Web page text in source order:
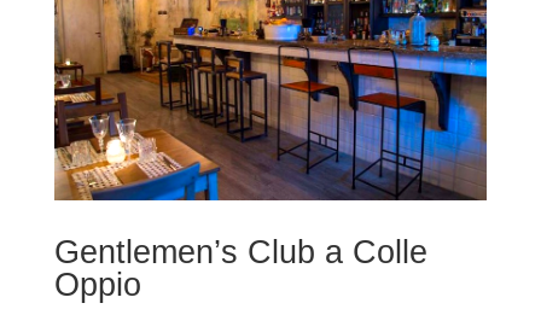
Gentlemen’s Club a Colle
Oppio